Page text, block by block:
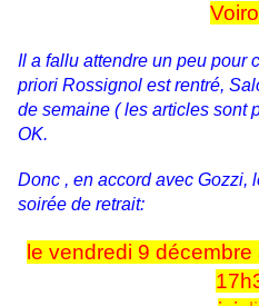
Il a fallu attendre un peu pour
priori Rossignol est rentré,
de semaine ( les articles sont
OK.
Donc , en accord avec Gozzi,
soirée de retrait:
le vendredi 9